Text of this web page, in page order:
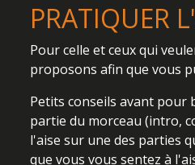
PRATIQUER
Pour celle et ceux qui
proposons afin que vous
Petits conseils avant pour
partie du morceau (intro,
l'aise sur une des parties
que vous vous sentez à